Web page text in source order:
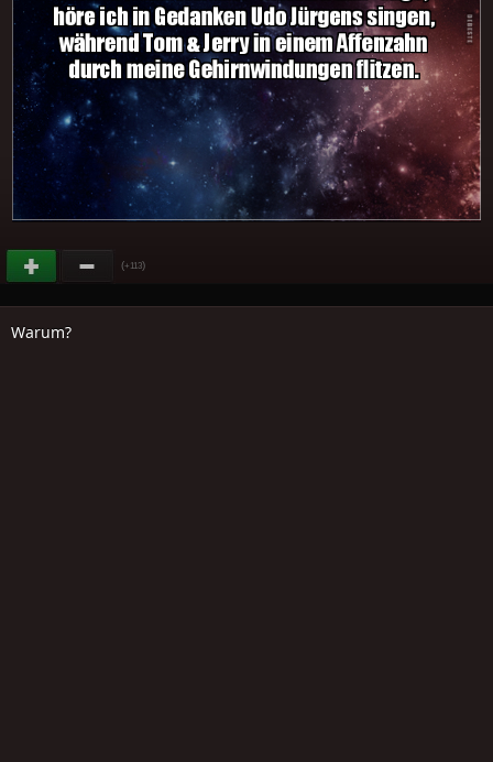
(+113)
Warum?